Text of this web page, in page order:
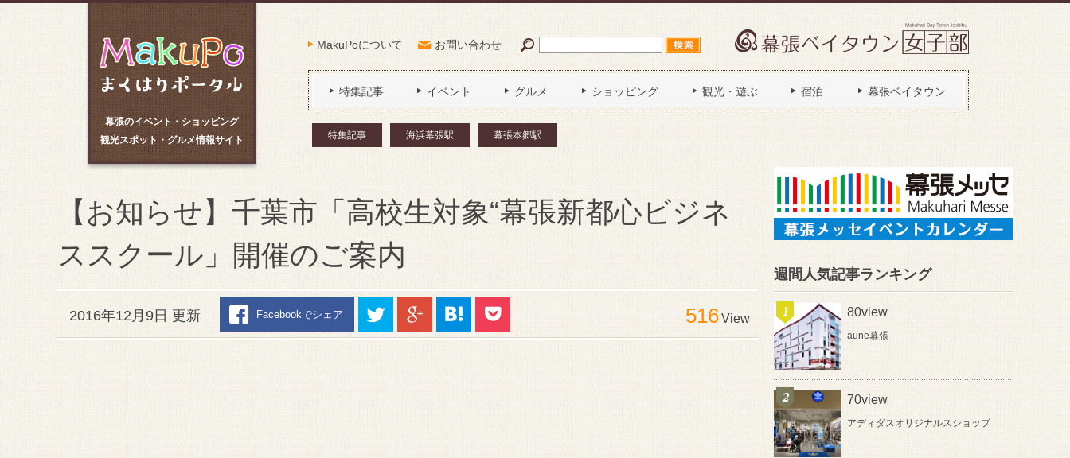
幕張のイベント・ショッピング
観光スポット・グルメ情報サイト
MakuPoについて お問い合わせ
特集記事 イベント グルメ ショッピング 観光・遊ぶ 宿泊 幕張ベイタウン
特集記事 海浜幕張駅 幕張本郷駅
【お知らせ】千葉市「高校生対象“幕張新都心ビジネ
ススクール」開催のご案内
2016年12月9日 更新 Facebookでシェア 516View
週間人気記事ランキング
80view
aune幕張
70view
アディダスオリジナルスショップ